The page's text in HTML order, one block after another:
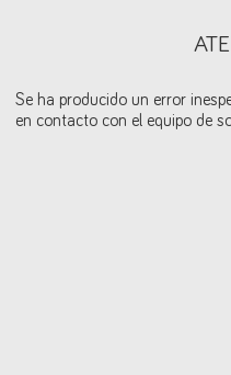
Se ha producido un error
en contacto con el equipo de